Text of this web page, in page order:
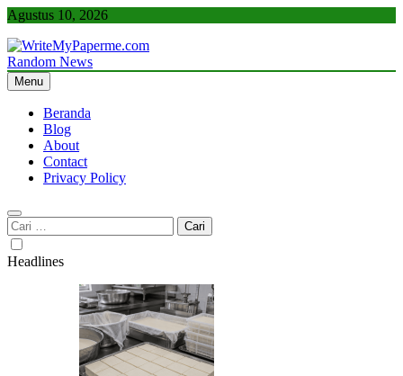
Skip
content
Agustus 10, 2026
WriteMyPaperme.com
Bisnis, Kuliner, Teknologi
Random News
Menu
Beranda
Blog
About
Contact
Privacy Policy
Cari
untuk:
Headlines